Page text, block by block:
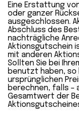
Eine Erstattung
oder ganzer
ausgeschlossen.
Abschluss des
nachträgliche
Aktionsgutschein
mit anderen
Sollten Sie bei
benutzt haben, so
ursprünglichen
berechnen, falls –
Gesamtwert der